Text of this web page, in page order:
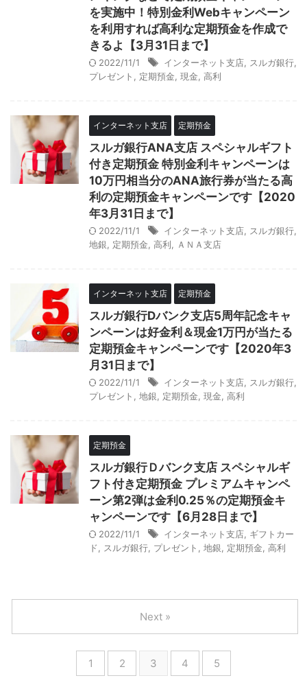
を実施中！特別金利Webキャンペーン
を利用すれば高利な定期預金を作成で
きるよ【3月31日まで】
2022/11/1 インターネット支店 スルガ銀行
プレゼント
定期預金 現金 高利
インターネット支店 定期預金
スルガ銀行ANA支店 スペシャルギフト
付き定期預金 特別金利キャンペーンは
10万円相当分のANA旅行券が当たる高
利の定期預金キャンペーンです【2020
年3月31日まで】
2022/11/1 インターネット支店 スルガ銀行
地銀
定期預金 高利 ＡＮＡ支店
インターネット支店 定期預金
スルガ銀行Dバンク支店5周年記念キャ
ンペーンは好金利＆現金1万円が当たる
定期預金キャンペーンです【2020年3
月31日まで】
2022/11/1 インターネット支店 スルガ銀行
プレゼント
地銀 定期預金 現金 高利
定期預金
スルガ銀行Ｄバンク支店 スペシャルギ
フト付き定期預金 プレミアムキャンペ
ーン第2弾は金利0.25％の定期預金キ
ャンペーンです【6月28日まで】
2022/11/1 インターネット支店 ギフトカー
ド
スルガ銀行 プレゼント 地銀 定期預金 高利
1 2 3 4 5
Next »